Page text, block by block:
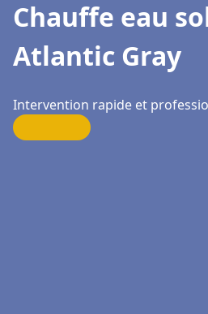
Chauffe eau
Atlantic Gray
Intervention rapide et